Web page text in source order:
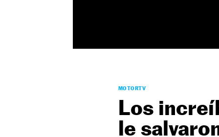
MOTORTV
Los
le